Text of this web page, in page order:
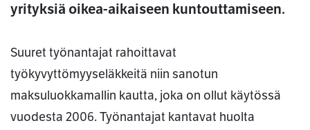
yrityksiä oikea-aikaiseen kuntouttamiseen.
Suuret työnantajat rahoittavat
työkyvyttömyyseläkkeitä niin sanotun
maksuluokkamallin kautta, joka on ollut käytössä
vuodesta 2006. Työnantajat kantavat huolta